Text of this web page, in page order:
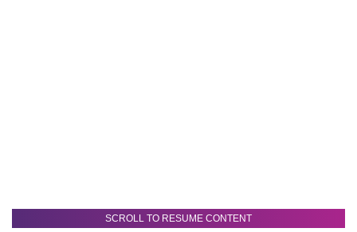
SCROLL TO RESUME CONTENT